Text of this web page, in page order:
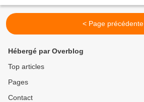
< Page précédente
Hébergé par Overblog
Top articles
Pages
Contact